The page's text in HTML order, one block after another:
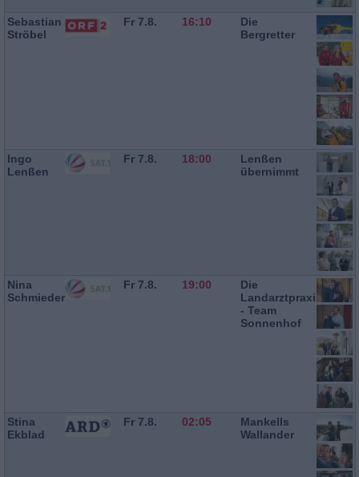
Sebastian
Ströbel
Fr 7.8. 16:10
Die
Bergretter
Ingo
Lenßen
Fr 7.8. 18:00
Lenßen
übernimmt
Nina
Schmieder
Fr 7.8. 19:00
Die
Landarztpraxis
- Team
Sonnenhof
Stina
Ekblad
Fr 7.8. 02:05
Mankells
Wallander